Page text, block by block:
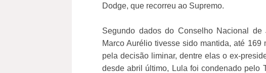
Dodge, que recorreu ao Supremo.
Segundo dados do Conselho Nacional
Marco Aurélio tivesse sido mantida, até
pela decisão liminar, dentre elas o ex-
desde abril último, Lula foi condenado pelo